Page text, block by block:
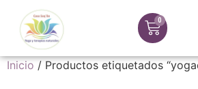
Inicio / Productos etiquetados